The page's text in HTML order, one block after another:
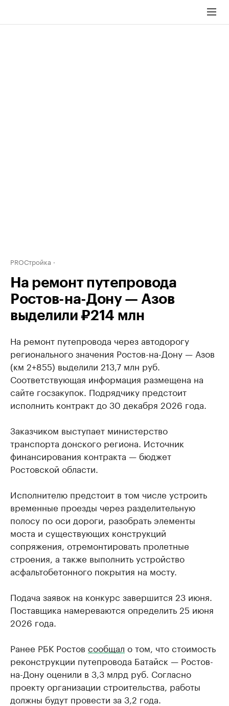
PROСтройка
На ремонт путепровода
Ростов-на-Дону — Азов
выделили ₽214 млн
На ремонт путепровода через автодорогу
регионального значения Ростов-на-Дону — Азов
(км 2+855) выделили 213,7 млн руб.
Соответствующая информация размещена на
сайте госзакупок. Подрядчику предстоит
исполнить контракт до 30 декабря 2026 года.
Заказчиком выступает министерство
транспорта донского региона. Источник
финансирования контракта — бюджет
Ростовской области.
Исполнителю предстоит в том числе устроить
временные проезды через разделительную
полосу по оси дороги, разобрать элементы
моста и существующих конструкций
сопряжения, отремонтировать пролетные
строения, а также выполнить устройство
асфальтобетонного покрытия на мосту.
Подача заявок на конкурс завершится 23 июня.
Поставщика намереваются определить 25 июня
2026 года.
Ранее РБК Ростов сообщал о том, что стоимость
реконструкции путепровода Батайск — Ростов-
на-Дону оценили в 3,3 млрд руб. Согласно
проекту организации строительства, работы
должны будут провести за 3,2 года.